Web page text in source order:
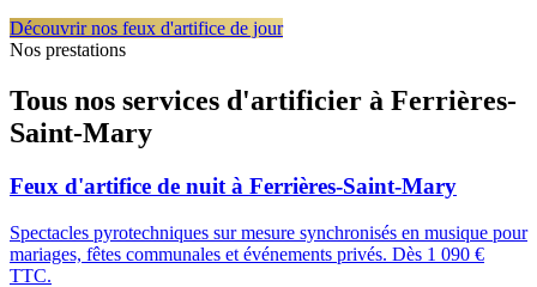
Découvrir nos feux d'artifice de jour
Nos prestations
Tous nos services d'artificier à Ferrières-
Saint-Mary
Feux d'artifice de nuit à Ferrières-Saint-Mary
Spectacles pyrotechniques sur mesure synchronisés en musique pour
mariages, fêtes communales et événements privés. Dès 1 090 €
TTC.